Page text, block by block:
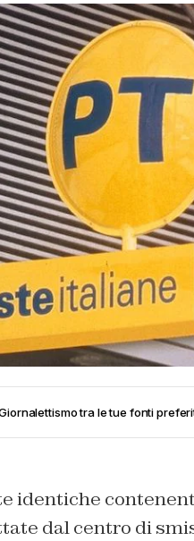
tra le tue fonti
identiche
dal centro di